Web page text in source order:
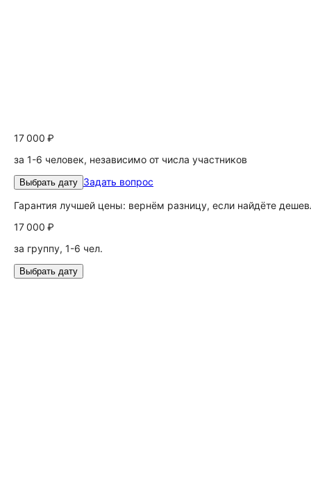
17 000 ₽
за 1-6 человек, независимо от числа участников
Выбрать дату Задать вопрос
Гарантия лучшей цены: вернём разницу, если найдёте
17 000 ₽
за группу, 1-6 чел.
Выбрать дату